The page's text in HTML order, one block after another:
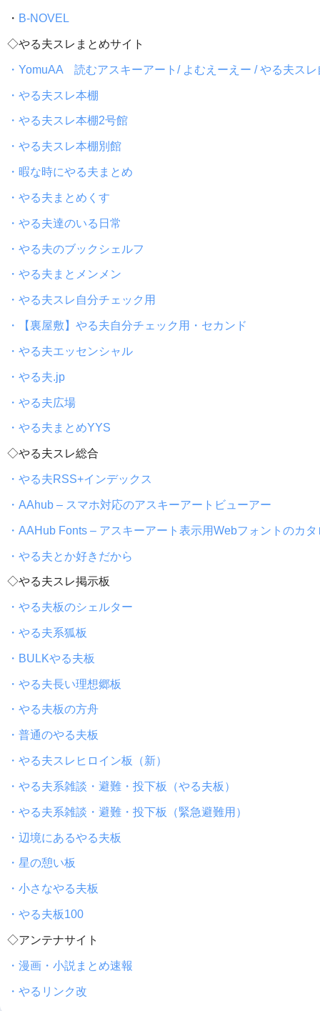
・ B-NOVEL
◇やる夫スレまとめサイト
・YomuAA 読むアスキーアート/ よむえーえー / やる夫ス
・やる夫スレ本棚
・やる夫スレ本棚2号館
・やる夫スレ本棚別館
・暇な時にやる夫まとめ
・やる夫まとめくす
・やる夫達のいる日常
・やる夫のブックシェルフ
・やる夫まとメンメン
・やる夫スレ自分チェック用
・【裏屋敷】やる夫自分チェック用・セカンド
・やる夫エッセンシャル
・やる夫.jp
・やる夫広場
・やる夫まとめYYS
◇やる夫スレ総合
・やる夫RSS+インデックス
・AAhub – スマホ対応のアスキーアートビューアー
・AAHub Fonts – アスキーアート表示用Webフォントのカタ
・やる夫とか好きだから
◇やる夫スレ掲示板
・やる夫板のシェルター
・やる夫系狐板
・BULKやる夫板
・やる夫長い理想郷板
・やる夫板の方舟
・普通のやる夫板
・やる夫スレヒロイン板（新）
・やる夫系雑談・避難・投下板（やる夫板）
・やる夫系雑談・避難・投下板（緊急避難用）
・辺境にあるやる夫板
・星の憩い板
・小さなやる夫板
・やる夫板100
◇アンテナサイト
・漫画・小説まとめ速報
・やるリンク改